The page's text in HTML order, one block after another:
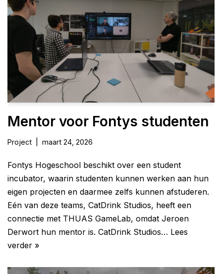
Mentor voor Fontys studenten
Project maart 24, 2026
Fontys Hogeschool beschikt over een student
incubator, waarin studenten kunnen werken aan hun
eigen projecten en daarmee zelfs kunnen afstuderen.
Eén van deze teams, CatDrink Studios, heeft een
connectie met THUAS GameLab, omdat Jeroen
Derwort hun mentor is. CatDrink Studios… Lees
verder »